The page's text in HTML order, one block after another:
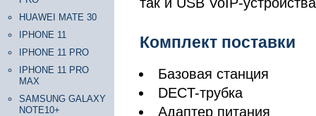
HUAWEI MATE 30
IPHONE 11
IPHONE 11 PRO
IPHONE 11 PRO
MAX
SAMSUNG GALAXY
NOTE10+
Комплект поставки
Базовая станция
DECT-трубка
Адаптер питания